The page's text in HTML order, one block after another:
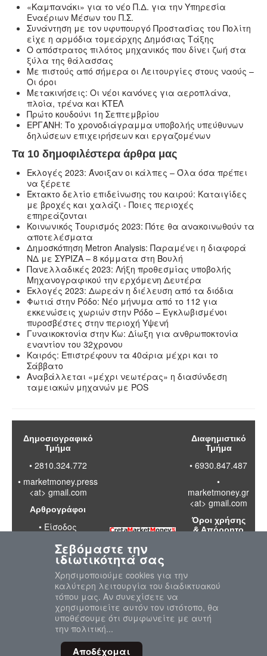
«Καμπανάκι» για το νέο Π.Δ. για την Υπηρεσία
Εναέριων Μέσων του Π.Σ.
Συνάντηση με τον υφυπουργό Προστασίας του Πολίτη
είχε η αρμόδια τομεάρχης Δημόσιας Τάξης
Ο απόστρατος πιλότος μηχανικός που δίνει ζωή στα
ξύλα της θάλασσας
Με πιστούς από σήμερα οι Λειτουργίες στους ναούς –
Oι όροι
Μετακινήσεις: Οι νέοι κανόνες για αεροπλάνα,
πλοία, τρένα και ΚΤΕΛ
Πρώτο κουδούνι 1η Σεπτεμβρίου
ΕΡΓΑΝΗ: Το χρονοδιάγραμμα υποβολής υπεύθυνων
δηλώσεων επιχειρήσεων και εργαζομένων
Τα 10 δημοφιλέστερα άρθρα μας
Εκλογές 2023: Άνοιξαν οι κάλπες – Όλα όσα πρέπει
να ξέρετε
Έκτακτο δελτίο επιδείνωσης του καιρού: Καταιγίδες
με βροχές και χαλάζι - Ποιες περιοχές
επηρεάζονται
Κοινωνικός Τουρισμός 2023: Πότε θα ανακοινωθούν τα
αποτελέσματα
Δημοσκόπηση Metron Analysis: Παραμένει η διαφορά
ΝΔ με ΣΥΡΙΖΑ – 8 κόμματα στη Βουλή
Πανελλαδικές 2023: Λήξη προθεσμίας υποβολής
Μηχανογραφικού την ερχόμενη Δευτέρα
Εκλογές 2023: Δωρεάν η διέλευση από τα διόδια
Φωτιά στην Ρόδο: Νέο μήνυμα από το 112 για
εκκενώσεις χωριών στην Ρόδο – Εγκλωβισμένοι
πυροσβέστες στην περιοχή Υψενή
Γυναικοκτονία στην Κω: Δίωξη για ανθρωποκτονία
εναντίον του 32χρονου
Καιρός: Επιστρέφουν τα 40άρια μέχρι και το
Σάββατο
Αναβάλλεται «μέχρι νεωτέρας» η διασύνδεση
ταμειακών μηχανών με POS
Δημοσιογραφικό
Τμήμα
• 2810.324.772
• marketmoney.press
<at> gmail.com
Αρθρογράφοι
• Είσοδος
Διαφημιστικό
Τμήμα
• 6930.847.487
•
marketmoney.gr
<at> gmail.com
Όροι χρήσης
& Απόρρητο
απορρήτου
προσωπικών
Σεβόμαστε την
ιδιωτικότητά σας
Χρησιμοποιούμε cookies για την
καλύτερη λειτουργία του διαδικτυακού
τόπου μας. Αν συνεχίσετε να
χρησιμοποιείτε αυτόν τον ιστότοπο, θα
υποθέσουμε ότι συμφωνείτε με αυτή
την πολιτική...
Αποδέχομαι